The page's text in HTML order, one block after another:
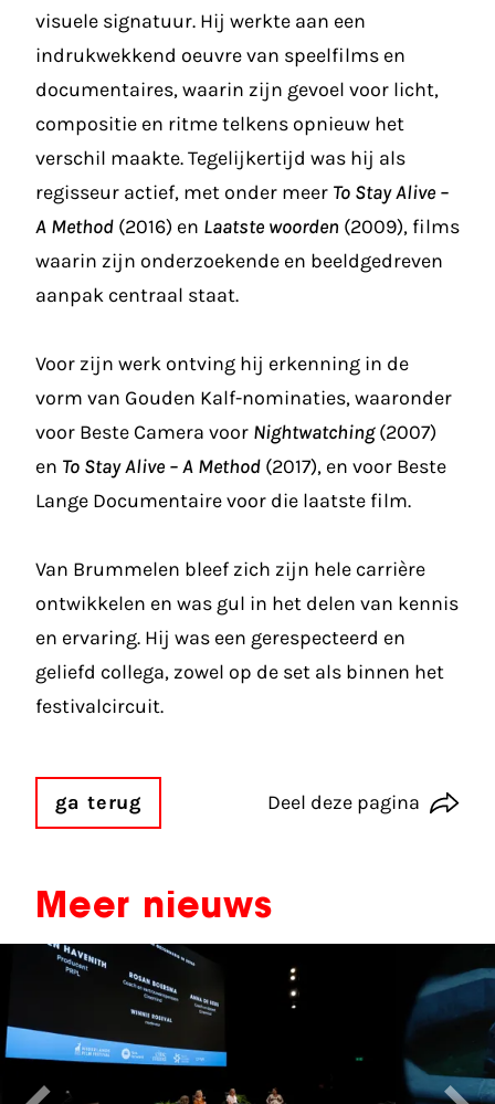
visuele signatuur. Hij werkte aan een
indrukwekkend oeuvre van speelfilms en
documentaires, waarin zijn gevoel voor licht,
compositie en ritme telkens opnieuw het
verschil maakte. Tegelijkertijd was hij als
regisseur actief, met onder meer To Stay Alive –
A Method (2016) en Laatste woorden (2009), films
waarin zijn onderzoekende en beeldgedreven
aanpak centraal staat.
Voor zijn werk ontving hij erkenning in de
vorm van Gouden Kalf-nominaties, waaronder
voor Beste Camera voor Nightwatching (2007)
en To Stay Alive – A Method (2017), en voor Beste
Lange Documentaire voor die laatste film.
Van Brummelen bleef zich zijn hele carrière
ontwikkelen en was gul in het delen van kennis
en ervaring. Hij was een gerespecteerd en
geliefd collega, zowel op de set als binnen het
festivalcircuit.
ga terug Deel deze pagina
Meer nieuws